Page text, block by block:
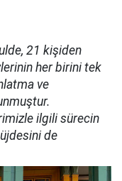
21 kişiden
her birini tek
ve
ilgili sürecin
de